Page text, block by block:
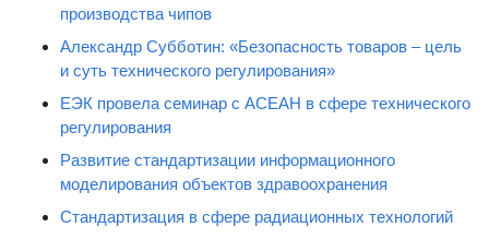
производства чипов
Александр Субботин: «Безопасность товаров – цель
и суть технического регулирования»
ЕЭК провела семинар с АСЕАН в сфере технического
регулирования
Развитие стандартизации информационного
моделирования объектов здравоохранения
Стандартизация в сфере радиационных технологий